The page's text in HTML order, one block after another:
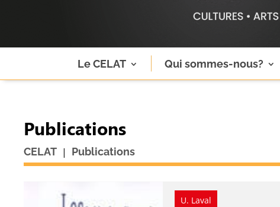
Le CELAT Qui sommes-nous?
Publications
CELAT | Publications
U. Laval